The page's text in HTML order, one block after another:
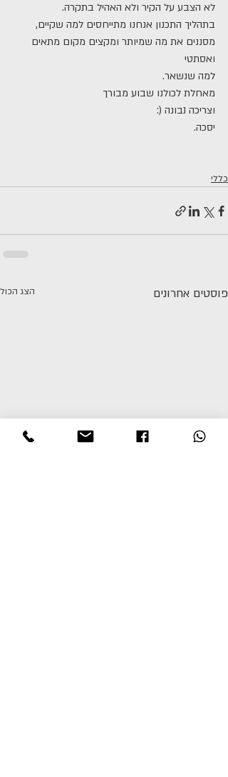
לא הצבע על הקיר ולא האהיל בתקרה.
בתהליך התכנון אנחנו מתייחסים למה שקיים,
מסננים את מה שמיותר ומקצים מקום מתאים
ואסתטי
למה שנשאר.
מאחלת לכולנו שבוע מבורך
וצריכה נבונה (:
יסכה.
כללי
פוסטים אחרונים הצג הכול